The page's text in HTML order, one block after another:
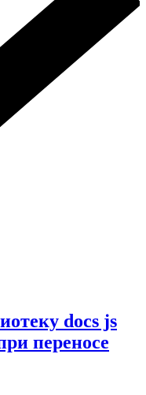
docs js
переносе